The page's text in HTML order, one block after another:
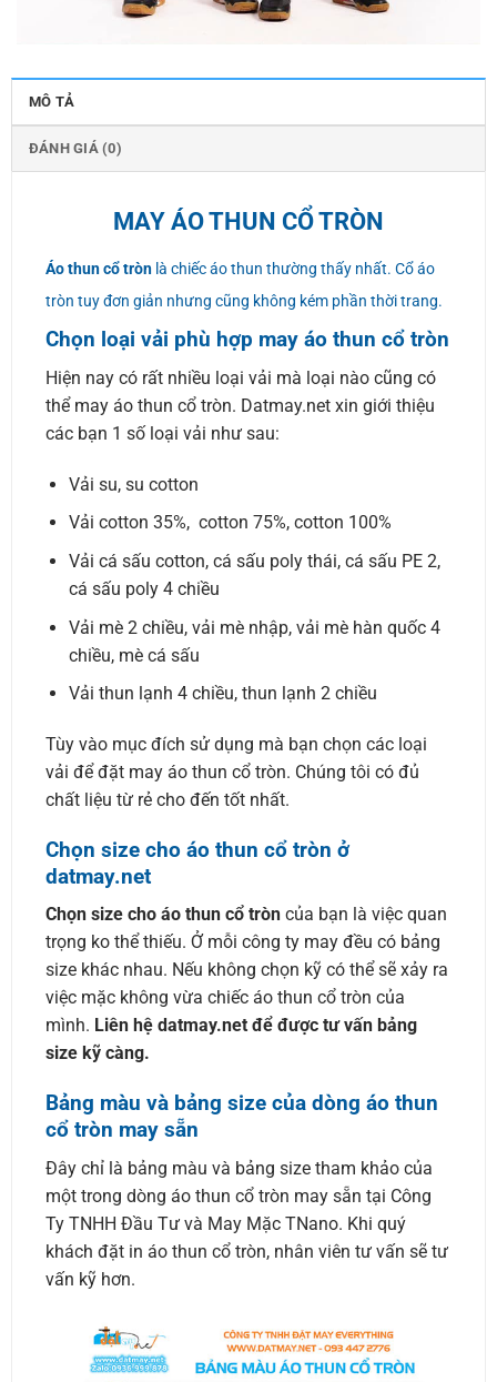
MÔ TẢ
ĐÁNH GIÁ (0)
MAY ÁO THUN CỔ TRÒN
Áo thun cổ trònlà chiếc áo thun thường thấy nhất. Cổ áo
tròn tuy đơn giản nhưng cũng không kém phần thời trang.
Chọn loại vải phù hợp may áo thun cổ tròn
Hiện nay có rất nhiều loại vải mà loại nào cũng có
thể may áo thun cổ tròn. Datmay.net xin giới thiệu
các bạn 1 số loại vải như sau:
Vải su, su cotton
Vải cotton 35%, cotton 75%, cotton 100%
Vải cá sấu cotton, cá sấu poly thái, cá sấu PE 2,
cá sấu poly 4 chiều
Vải mè 2 chiều, vải mè nhập, vải mè hàn quốc 4
chiều, mè cá sấu
Vải thun lạnh 4 chiều, thun lạnh 2 chiều
Tùy vào mục đích sử dụng mà bạn chọn các loại
vải để đặt may áo thun cổ tròn. Chúng tôi có đủ
chất liệu từ rẻ cho đến tốt nhất.
Chọn size cho áo thun cổ tròn ở
datmay.net
Chọn size cho áo thun cổ tròn của bạn là việc quan
trọng ko thể thiếu. Ở mỗi công ty may đều có bảng
size khác nhau. Nếu không chọn kỹ có thể sẽ xảy ra
việc mặc không vừa chiếc áo thun cổ tròn của
mình. Liên hệ datmay.net để được tư vấn bảng
size kỹ càng.
Bảng màu và bảng size của dòng áo thun
cổ tròn may sẵn
Đây chỉ là bảng màu và bảng size tham khảo của
một trong dòng áo thun cổ tròn may sẵn tại Công
Ty TNHH Đầu Tư và May Mặc TNano. Khi quý
khách đặt in áo thun cổ tròn, nhân viên tư vấn sẽ tư
vấn kỹ hơn.